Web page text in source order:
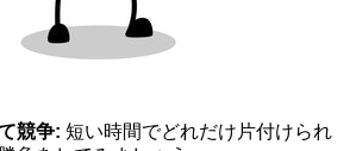
競争: 短い時間でどれだけ片付けられ